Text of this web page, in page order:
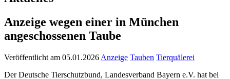
Anzeige wegen einer in München
angeschossenen Taube
Veröffentlicht am 05.01.2026 Anzeige Tauben Tierquälerei
Der Deutsche Tierschutzbund, Landesverband Bayern e.V. hat bei